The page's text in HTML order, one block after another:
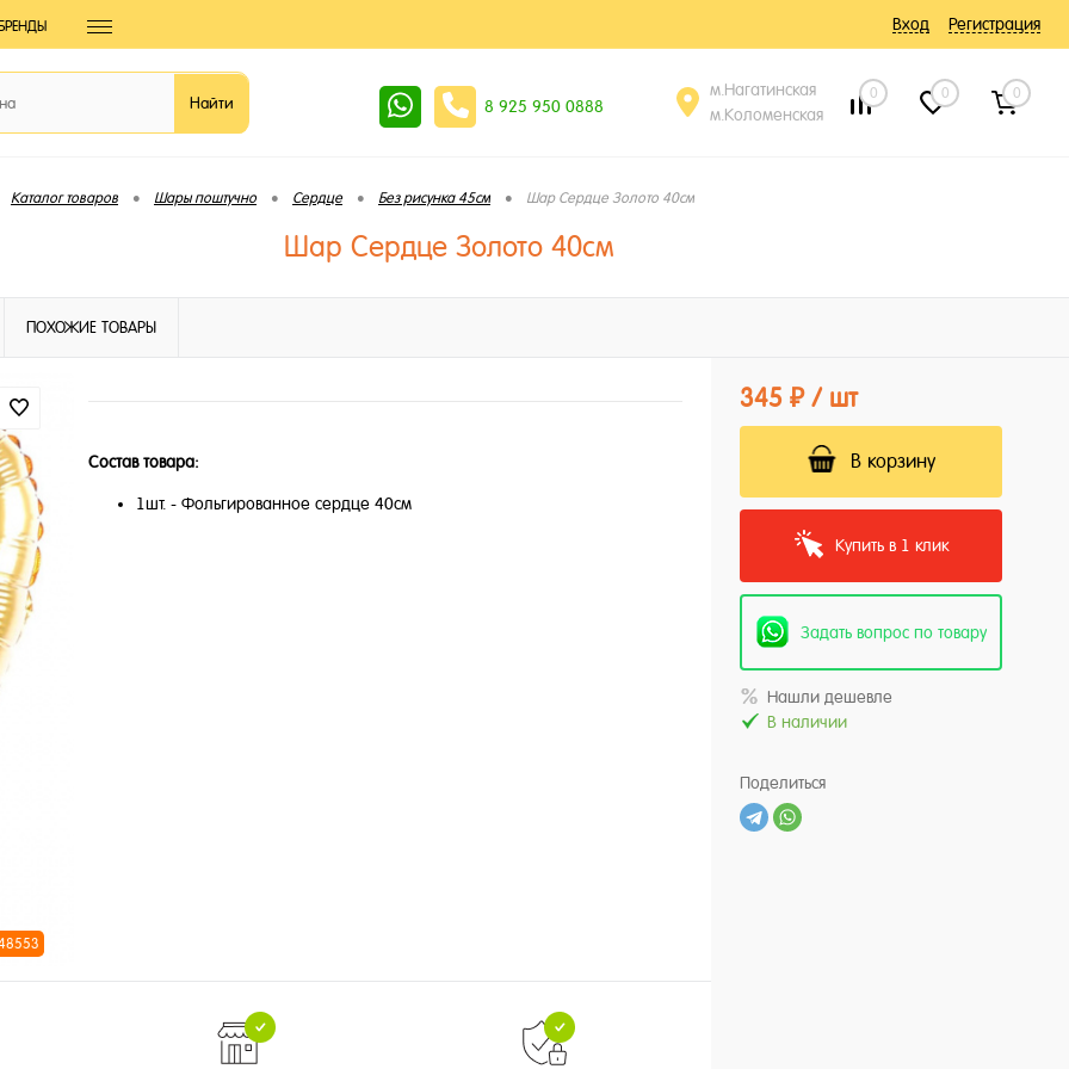
Вход Регистрация
8 925 950 0888
м.Нагатинская
м.Коломенская
0 0 0
Каталог товаров • Шары поштучно • Сердце • Без рисунка 45см • Шар Сердце Золото 40см
Шар Сердце Золото 40см
ПОХОЖИЕ ТОВАРЫ
Состав товара:
1шт. - Фольгированное сердце 40см
345 ₽ / шт
В корзину
Купить в 1 клик
Задать вопрос по товару
Нашли дешевле
В наличии
Поделиться